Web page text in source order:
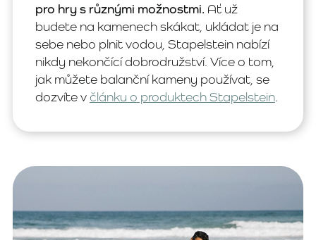
pro hry s různými možnostmi. Ať už
budete na kamenech skákat, ukládat je na
sebe nebo plnit vodou, Stapelstein nabízí
nikdy nekončící dobrodružství. Více o tom,
jak můžete balanční kameny používat, se
dozvíte včlánku o produktech Stapelstein.